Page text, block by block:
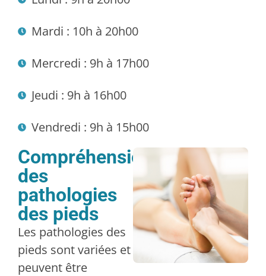
Mardi : 10h à 20h00
Mercredi : 9h à 17h00
Jeudi : 9h à 16h00
Vendredi : 9h à 15h00
Compréhension
des
pathologies
des pieds
Les pathologies des
pieds sont variées et
peuvent être